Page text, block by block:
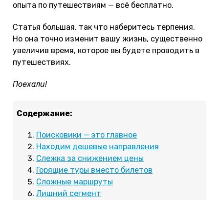
опыта по путешествиям — всё бесплатно.
Статья большая, так что наберитесь терпения.
Но она точно изменит вашу жизнь, существенно
увеличив время, которое вы будете проводить в
путешествиях.
Поехали!
Содержание:
Поисковики — это главное
Находим дешевые направления
Слежка за снижением цены
Горящие туры вместо билетов
Сложные маршруты
Лишний сегмент